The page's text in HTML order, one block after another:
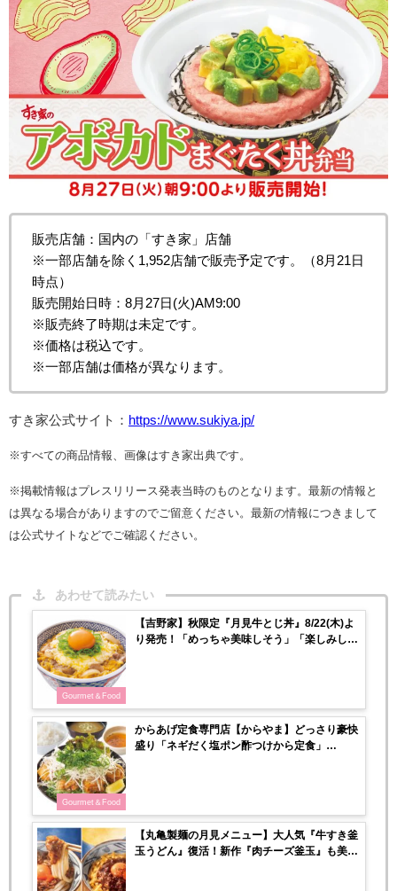
販売店舗：国内の「すき家」店舗
※一部店舗を除く1,952店舗で販売予定です。（8月21日
時点）
販売開始日時：8月27日(火)AM9:00
※販売終了時期は未定です。
※価格は税込です。
※一部店舗は価格が異なります。
すき家公式サイト： https://www.sukiya.jp/
※すべての商品情報、画像はすき家出典です。
※掲載情報はプレスリリース発表当時のものとなります。最新の情報と
は異なる場合がありますのでご留意ください。最新の情報につきまして
は公式サイトなどでご確認ください。
あわせて読みたい
Gourmet＆Food
【吉野家】秋限定『月見牛とじ丼』8/22(木)よ
り発売！「めっちゃ美味しそう」「楽しみしか
Gourmet＆Food
からあげ定食専門店【からやま】どっさり豪快
盛り「ネギだく塩ポン酢つけから定食」
【丸亀製麺の月見メニュー】大人気『牛すき釜
玉うどん』復活！新作『肉チーズ釜玉』も美味